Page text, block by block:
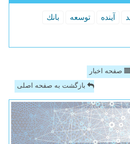
آینده توسعه
بانك
صفحه اخبار
بازگشت به صفحه اصلی